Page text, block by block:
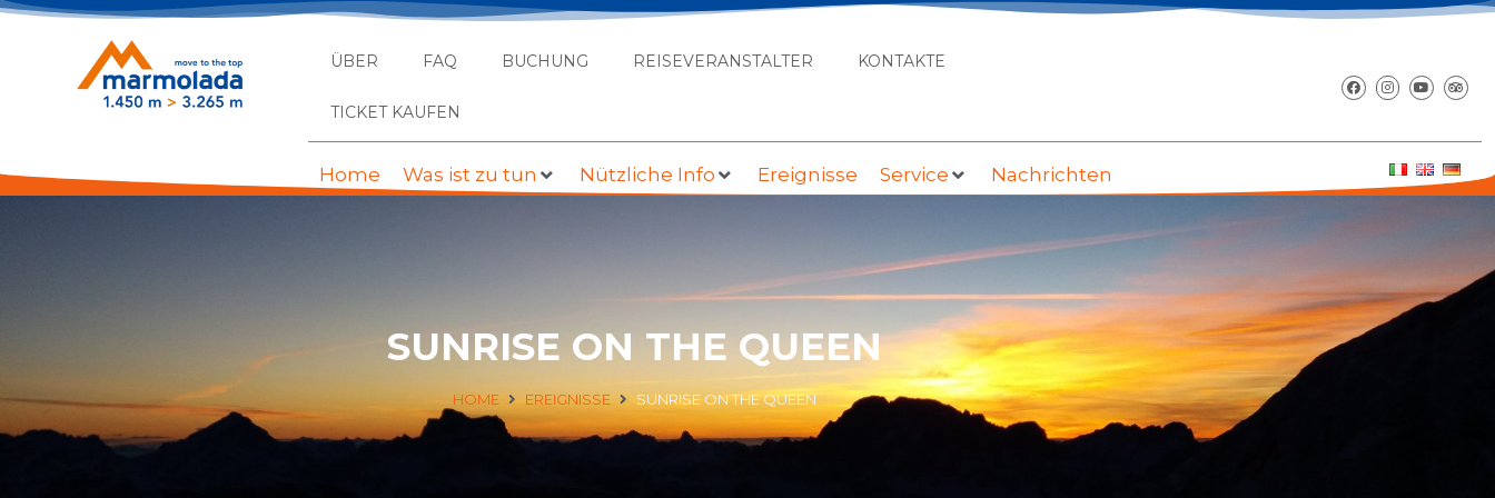
ÜBER FAQ BUCHUNG REISEVERANSTALTER KONTAKTE
TICKET KAUFEN
Home Was ist zu tun Nützliche Info Ereignisse Service Nachrichten
SUNRISE ON THE QUEEN
HOME EREIGNISSE SUNRISE ON THE QUEEN